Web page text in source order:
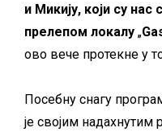
и Микију, који су нас
прелепом локалу „
ово вече протекне у
Посебну снагу
је својим надахнутим